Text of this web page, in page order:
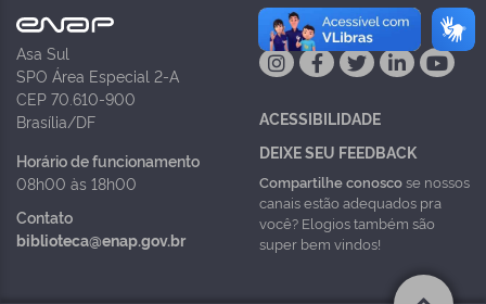
Asa Sul
SPO Área Especial 2-A
CEP 70.610-900
Brasília/DF
Horário de funcionamento
08h00 às 18h00
Contato
biblioteca@enap.gov.br
NAS REDES
ACESSIBILIDADE
DEIXE SEU FEEDBACK
Compartilhe conoscose nossos
canais estão adequados pra
você? Elogios também são
super bem vindos!